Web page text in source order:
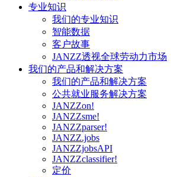
专业知识
我们的专业知识
智能数据
客户故事
JANZZ透视全球劳动力市场
我们的产品和解决方案
我们的产品和解决方案
公共就业服务解决方案
JANZZon!
JANZZsme!
JANZZparser!
JANZZ.jobs
JANZZjobsAPI
JANZZclassifier!
定价